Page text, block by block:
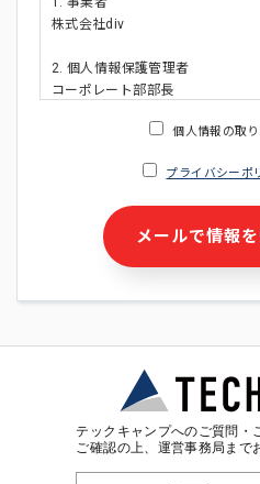
株式会社div
2. 個人情報保護管理者
コーポレート部部長
・ご請求された資料の送付のため
・本サービス及び本サービスに
サービス又は商品等の広告配信
・個人(法人の場合は担当者)を識
計情報の作成および利用
※上記の利用目的に基づいた本人
個人情報の取
プライバシーポ
メールで情報
テックキャンプへのご質問・
ご確認の上、運営事務局まで